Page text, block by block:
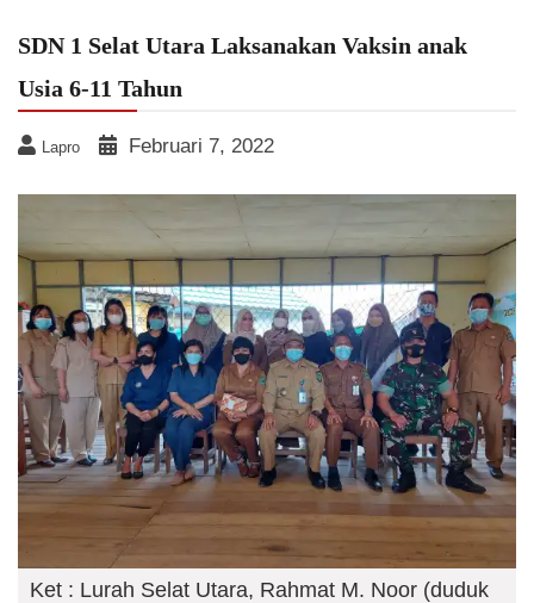
SDN 1 Selat Utara Laksanakan Vaksin anak
Usia 6-11 Tahun
Lapro Februari 7, 2022
Ket : Lurah Selat Utara, Rahmat M. Noor (duduk